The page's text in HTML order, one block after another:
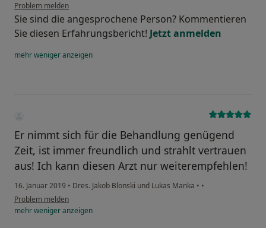
Problem melden
Sie sind die angesprochene Person? Kommentieren
Sie diesen Erfahrungsbericht! Jetzt anmelden
mehrwenigeranzeigen
Er nimmt sich für die Behandlung genügend
Zeit, ist immer freundlich und strahlt vertrauen
aus! Ich kann diesen Arzt nur weiterempfehlen!
16. Januar 2019 • Dres. Jakob Blonski und Lukas Manka • •
Problem melden
mehrwenigeranzeigen